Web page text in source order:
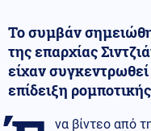
Το συμβάν
της επαρχίας
είχαν
επίδειξη ρομποτικής
να βίντεο από